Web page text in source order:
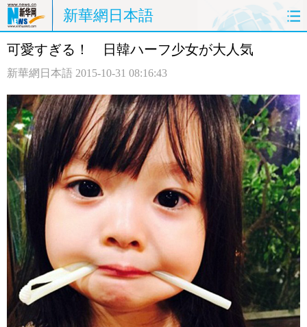
新華網日本語
ホームページ 政治 経済
観光 評論 写真
中日対訳
可愛すぎる！ 日韓ハーフ少女が大人気
新華網日本語 2015-10-31 08:16:43